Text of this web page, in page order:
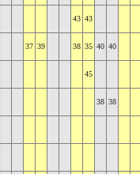
43 43
37 39 38 35 40 40
45
38 38